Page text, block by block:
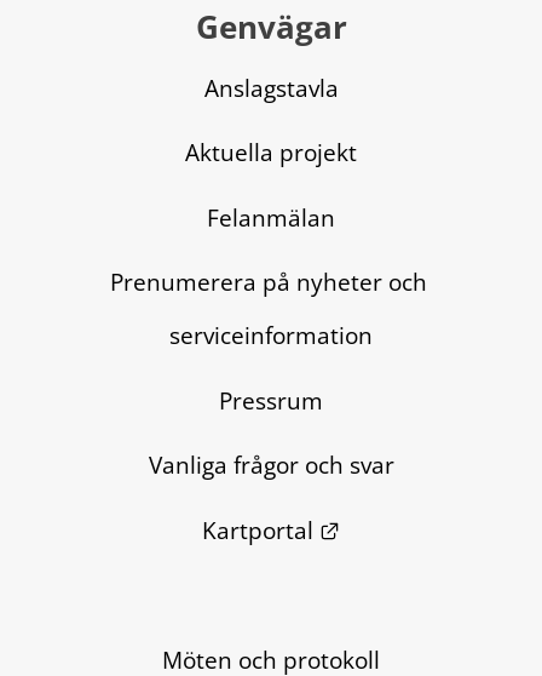
Genvägar
Anslagstavla
Aktuella projekt
Felanmälan
Prenumerera på nyheter och
serviceinformation
Pressrum
Vanliga frågor och svar
Kartportal
Länk till annan
Möten och protokoll